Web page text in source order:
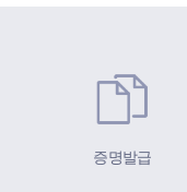
증명발급